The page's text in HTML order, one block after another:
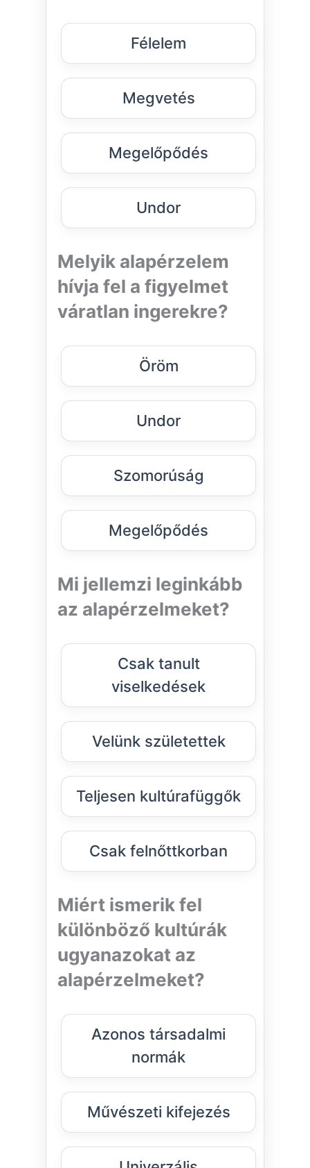
Félelem
Megvetés
Megelőpődés
Undor
Melyik alapérzelem
hívja fel a figyelmet
váratlan ingerekre?
Öröm
Undor
Szomorúság
Megelőpődés
Mi jellemzi leginkább
az alapérzelmeket?
Csak tanult
viselkedések
Velünk születettek
Teljesen kultúrafüggők
Csak felnőttkorban
Miért ismerik fel
különböző kultúrák
ugyanazokat az
alapérzelmeket?
Azonos társadalmi
normák
Művészeti kifejezés